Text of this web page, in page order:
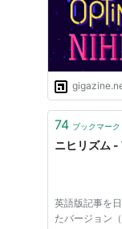
74 ブックマーク
ニヒリズム
英語版記事を
たバージョン